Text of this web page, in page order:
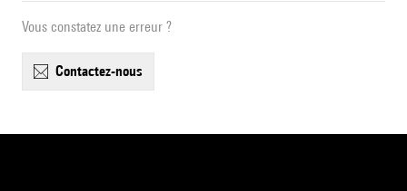
Vous constatez une erreur ?
contactez-nous